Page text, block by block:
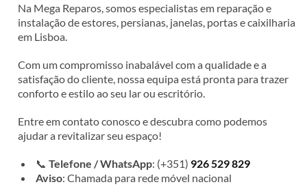
Na Mega Reparos, somos especialistas em reparação e
instalação de estores, persianas, janelas, portas e caixilharia
em Lisboa.
Com um compromisso inabalável com a qualidade e a
satisfação do cliente, nossa equipa está pronta para trazer
conforto e estilo ao seu lar ou escritório.
Entre em contato conosco e descubra como podemos
ajudar a revitalizar seu espaço!
📞Telefone / WhatsApp: (+351) 926 529 829
Aviso: Chamada para rede móvel nacional